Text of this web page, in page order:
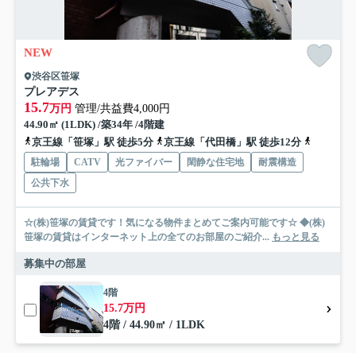
NEW
渋谷区笹塚
プレアデス
15.7万円 管理/共益費4,000円
44.90㎡ (1LDK) /築34年 /4階建
京王線「笹塚」駅 徒歩5分
京王線「代田橋」駅 徒歩12分
駐輪場 CATV 光ファイバー 閑静な住宅地
耐震構造
公共下水
☆(株)笹塚の賃貸です！気になる物件まとめてご案内可能です☆ ◆(株)
笹塚の賃貸はインターネット上の全てのお部屋のご紹介... もっと見る
募集中の部屋
4階
15.7万円
4階 / 44.90㎡ / 1LDK